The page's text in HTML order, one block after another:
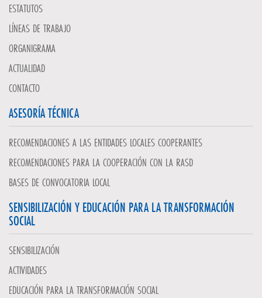
ESTATUTOS
LÍNEAS DE TRABAJO
ORGANIGRAMA
ACTUALIDAD
CONTACTO
ASESORÍA TÉCNICA
RECOMENDACIONES A LAS ENTIDADES LOCALES COOPERANTES
RECOMENDACIONES PARA LA COOPERACIÓN CON LA RASD
BASES DE CONVOCATORIA LOCAL
SENSIBILIZACIÓN Y EDUCACIÓN PARA LA TRANSFORMACIÓN
SOCIAL
SENSIBILIZACIÓN
ACTIVIDADES
EDUCACIÓN PARA LA TRANSFORMACIÓN SOCIAL